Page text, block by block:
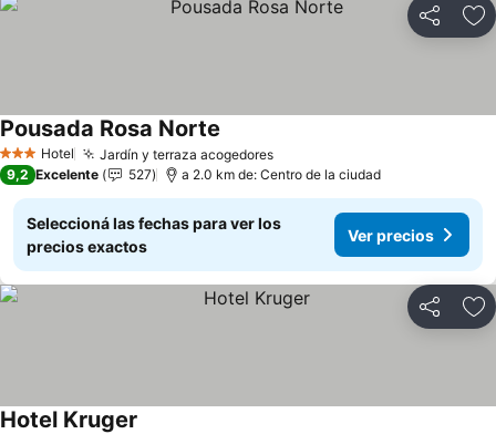
Compartir
3 Estrellas
Hotel Jardín y terraza acogedores
Pousada Rosa Norte
9,2 Excelente 527 a 2.0 km de: Centro de la ciudad
Seleccioná las fechas para ver los
precios exactos
Ver precios
Compartir
Hotel Kruger